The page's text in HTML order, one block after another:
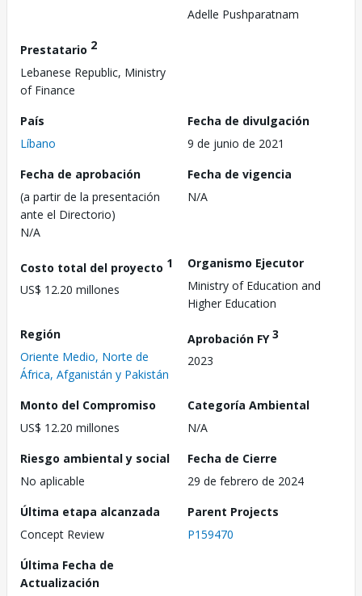
Adelle Pushparatnam
Prestatario 2
Lebanese Republic, Ministry
of Finance
País
Líbano
Fecha de divulgación
9 de junio de 2021
Fecha de aprobación
(a partir de la presentación
ante el Directorio)
N/A
Fecha de vigencia
N/A
Costo total del proyecto 1
US$ 12.20 millones
Organismo Ejecutor
Ministry of Education and
Higher Education
Región
Oriente Medio, Norte de
África, Afganistán y Pakistán
Aprobación FY3
2023
Monto del Compromiso
US$ 12.20 millones
Categoría Ambiental
N/A
Riesgo ambiental y social
No aplicable
Fecha de Cierre
29 de febrero de 2024
Última etapa alcanzada
Concept Review
Parent Projects
P159470
Última Fecha de
Actualización